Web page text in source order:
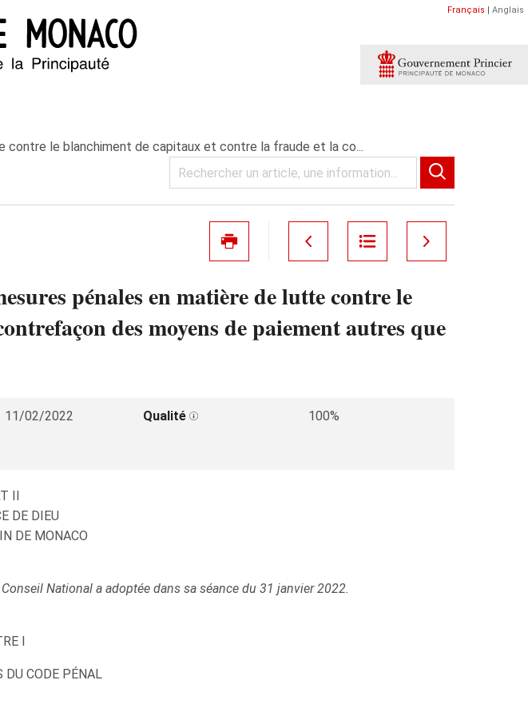
Français | Anglais
contre le blanchiment de capitaux et contre la fraude et la co...
pénales en matière de lutte contre le
des moyens de paiement autres que
11/02/2022 Qualité
100%
II
DE DIEU
DE MONACO
National a adoptée dans sa séance du 31 janvier 2022.
I
DU CODE PÉNAL